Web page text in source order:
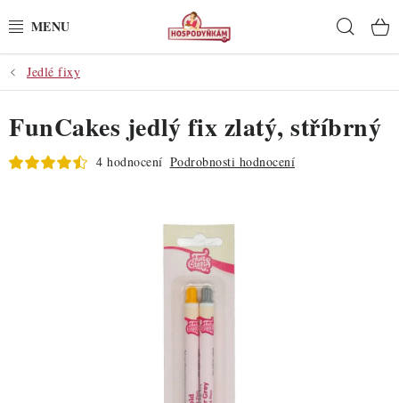
na
POTŘEBY
POMŮCKY
SUROVINY
Jedlé fixy
FunCakes jedlý fix zlatý, stříbrný
4 hodnocení Podrobnosti hodnocení